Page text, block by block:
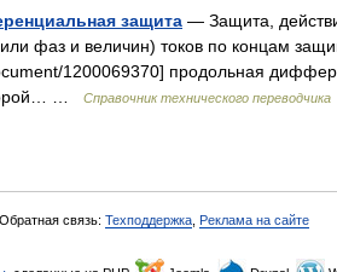
защита — Защита,
фаз и величин) токов по концам
1200069370] продольная
…
Справочник технического переводчика
Обратная связь: Техподдержка Реклама на сайте